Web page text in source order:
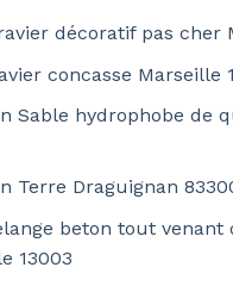
décoratif pas cher
concasse Marseille
Sable hydrophobe de
Terre Draguignan
beton tout venant
13003